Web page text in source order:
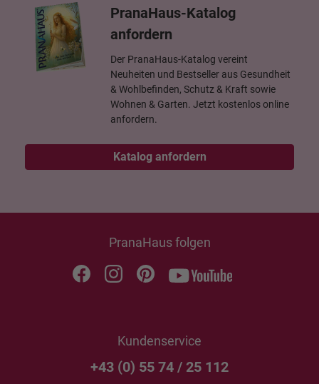
PranaHaus-Katalog
anfordern
Der PranaHaus-Katalog vereint
Neuheiten und Bestseller aus Gesundheit
& Wohlbefinden, Schutz & Kraft sowie
Wohnen & Garten. Jetzt kostenlos online
anfordern.
Katalog anfordern
PranaHaus folgen
Kundenservice
+43 (0) 55 74 / 25 112